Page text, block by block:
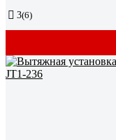
3(6)